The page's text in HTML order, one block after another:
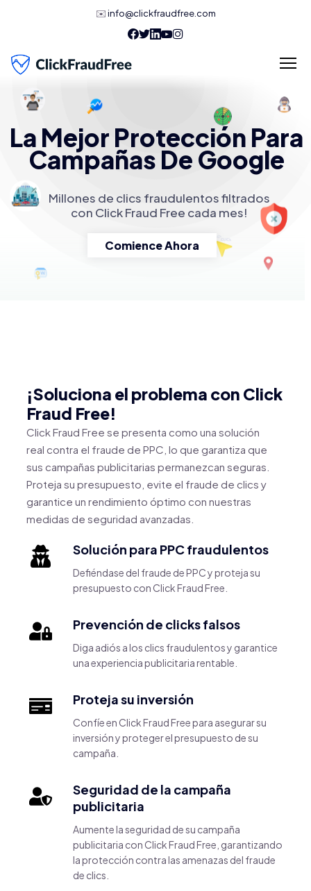
✉️info@clickfraudfree.com
La Mejor Protección Para
Campañas De Google
Millones de clics fraudulentos filtrados
con Click Fraud Free cada mes!
Comience Ahora
¡Soluciona el problema con Click
Fraud Free!
Click Fraud Free se presenta como una solución
real contra el fraude de PPC, lo que garantiza que
sus campañas publicitarias permanezcan seguras.
Proteja su presupuesto, evite el fraude de clics y
garantice un rendimiento óptimo con nuestras
medidas de seguridad avanzadas.
Solución para PPC fraudulentos
Defiéndase del fraude de PPC y proteja su
presupuesto con Click Fraud Free.
Prevención de clicks falsos
Diga adiós a los clics fraudulentos y garantice
una experiencia publicitaria rentable.
Proteja su inversión
Confíe en Click Fraud Free para asegurar su
inversión y proteger el presupuesto de su
campaña.
Seguridad de la campaña
publicitaria
Aumente la seguridad de su campaña
publicitaria con Click Fraud Free, garantizando
la protección contra las amenazas del fraude
de clics.